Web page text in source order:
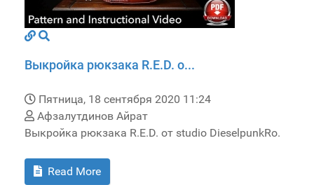
Выкройка рюкзака R.E.D. о...
Пятница, 18 сентября 2020 11:24
Афзалутдинов Айрат
Выкройка рюкзака R.E.D. от studio DieselpunkRo.
Read More